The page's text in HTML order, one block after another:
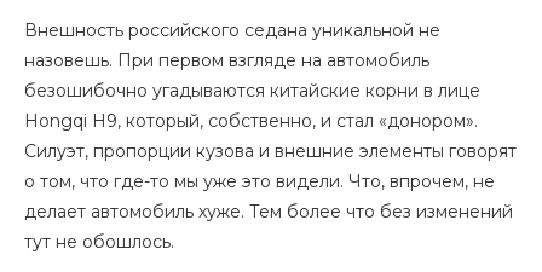
Внешность российского седана уникальной не
назовешь. При первом взгляде на автомобиль
безошибочно угадываются китайские корни в лице
Hongqi H9, который, собственно, и стал «донором».
Силуэт, пропорции кузова и внешние элементы говорят
о том, что где-то мы уже это видели. Что, впрочем, не
делает автомобиль хуже. Тем более что без изменений
тут не обошлось.